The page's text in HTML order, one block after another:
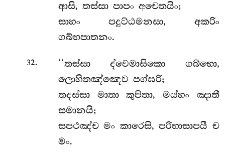
ආසි, තස්සා පාපං අචෙතයිං;
සාහං පදුට්ඨමනසා, අකරිං
ගබ්භපාතනං.
32. ‘‘තස්සාද්වෙමාසිකො ගබ්භො,
ලොහිතඤ්ඤෙව පග්ඝරි;
තදස්සා මාතා කුපිතා, මය්හං ඤාතී
සමානයි;
සපථඤ්ච මං කාරෙසි, පරිභාසාපයී ච
මං.